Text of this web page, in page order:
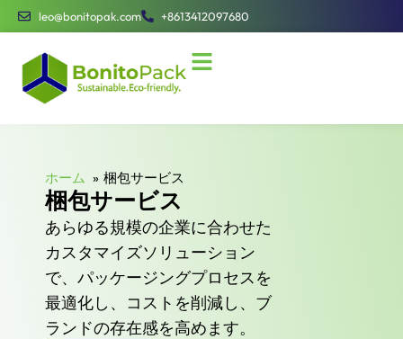
leo@bonitopak.com +8613412097680
ホーム 梱包サービス
梱包サービス
あらゆる規模の企業に合わせた
カスタマイズソリューション
で、パッケージングプロセスを
最適化し、コストを削減し、ブ
ランドの存在感を高めます。